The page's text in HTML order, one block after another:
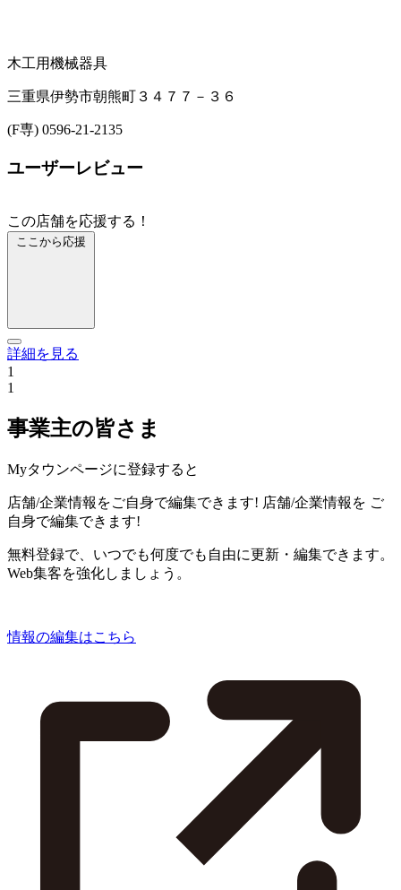
木工用機械器具
三重県伊勢市朝熊町３４７７－３６
(F専) 0596-21-2135
ユーザーレビュー
この店舗を応援する！
ここから応援
詳細を見る
1
1
事業主の皆さま
Myタウンページに登録すると
店舗/企業情報をご自身で編集できます! 店舗/企業情報を ご
自身で編集できます!
無料登録で、いつでも何度でも自由に更新・編集できます。
Web集客を強化しましょう。
情報の編集はこちら